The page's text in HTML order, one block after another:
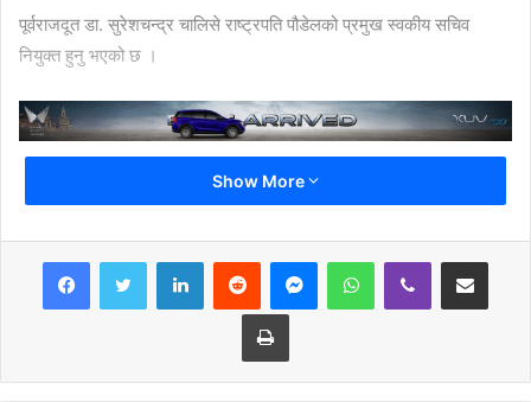
पूर्वराजदूत डा. सुरेशचन्द्र चालिसे राष्ट्रपति पौडेलको प्रमुख स्वकीय सचिव
नियुक्त हुनु भएको छ ।
Show More
Print